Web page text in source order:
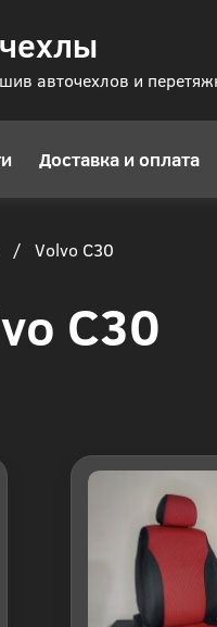
авточехлов и
Доставка и оплата
/ Volvo C30
C30